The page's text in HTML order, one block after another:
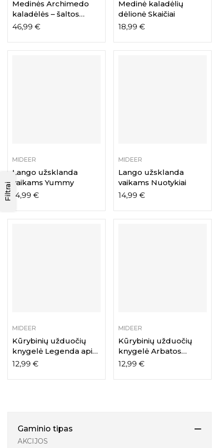
Gaminio tipas
AKCIJOS
Filtrai
Medinės Archimedo
kaladėlės – šaltos
spalvos
46,99 €
Medinė kaladėlių
dėlionė Skaičiai
18,99 €
MIDEER
Lango užsklanda
vaikams Yummy
14,99 €
MIDEER
Lango užsklanda
vaikams Nuotykiai
14,99 €
MIDEER
Kūrybinių užduočių
knygelė Legenda apie
piratą
12,99 €
MIDEER
Kūrybinių užduočių
knygelė Arbatos
vakarėlis
12,99 €